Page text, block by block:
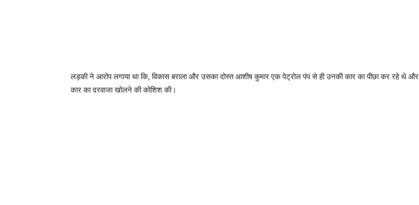
लड़की ने आरोप लगाया था कि, विकास बराला और उसका दोस्त आशीष कुमार एक पेट्रोल पंप से ही उनकी कार का पीछा कर रहे थे और
कार का दरवाजा खोलने की कोशिश की।